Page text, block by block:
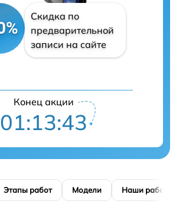
Скидка по
предварительной
записи на сайте
Конец акции
01:13:42
Этапы работ Модели Наши работы